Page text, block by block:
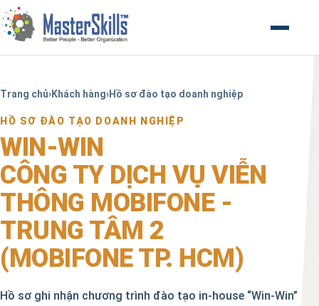
Mở menu
Trang chủ›Khách hàng›Hồ sơ đào tạo doanh nghiệp
HỒ SƠ ĐÀO TẠO DOANH NGHIỆP
WIN-WIN
CÔNG TY DỊCH VỤ VIỄN
THÔNG MOBIFONE -
TRUNG TÂM 2
(MOBIFONE TP. HCM)
Hồ sơ ghi nhận chương trình đào tạo in-house “Win-Win”